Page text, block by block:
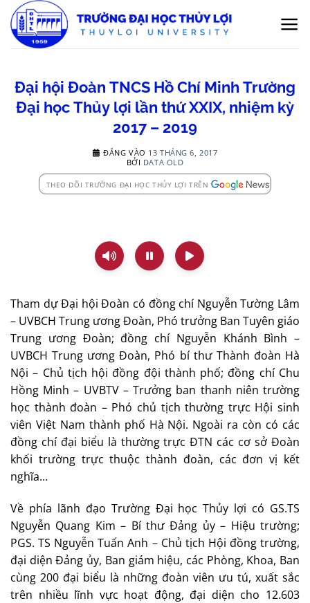
qua
nội
Đại hội Đoàn TNCS Hồ Chí Minh Trường
Đại học Thủy lợi lần thứ XXIX, nhiệm kỳ
2017 – 2019
ĐĂNG VÀO 13 THÁNG 6, 2017
BỞI DATA OLD
THEO DÕI TRƯỜNG ĐẠI HỌC THỦY LỢI TRÊN
Tham dự Đại hội Đoàn có đồng chí Nguyễn Tường Lâm
– UVBCH Trung ương Đoàn, Phó trưởng Ban Tuyên giáo
Trung ương Đoàn; đồng chí Nguyễn Khánh Bình –
UVBCH Trung ương Đoàn, Phó bí thư Thành đoàn Hà
Nội – Chủ tịch hội đồng đội thành phố; đồng chí Chu
Hồng Minh – UVBTV – Trưởng ban thanh niên trường
học thành đoàn – Phó chủ tịch thường trực Hội sinh
viên Việt Nam thành phố Hà Nội. Ngoài ra còn có các
đồng chí đại biểu là thường trực ĐTN các cơ sở Đoàn
khối trường trực thuộc thành đoàn, các đơn vị kết
nghĩa…
Về phía lãnh đạo Trường Đại học Thủy lợi có GS.TS
Nguyễn Quang Kim – Bí thư Đảng ủy – Hiệu trường;
PGS. TS Nguyễn Tuấn Anh – Chủ tịch Hội đồng trường,
đại diện Đảng ủy, Ban giám hiệu, các Phòng, Khoa, Ban
cùng 200 đại biểu là những đoàn viên ưu tú, xuất sắc
trên nhiều lĩnh vực hoạt động, đại diện cho 12.603